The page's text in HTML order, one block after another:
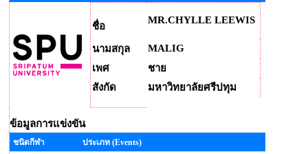
ชื่อ
MR.CHYLLE LEEWIS
นามสกุล
MALIG
เพศ
ชาย
สังกัด
มหาวิทยาลัยศรีปทุม
ข้อมูลการแข่งขัน
ชนิดกีฬา
ประเภท (Events)